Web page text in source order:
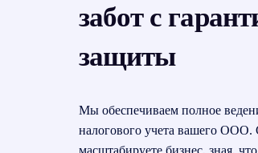
забот с
защиты
Мы обеспечиваем полное
налогового учета вашего
масштабируете бизнес, зная,